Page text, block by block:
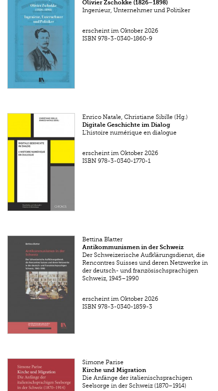
Olivier Zschokke (1826–1898)
Ingenieur, Unternehmer und Politiker
erscheint im Oktober 2026
ISBN 978-3-0340-1860-9
Enrico Natale, Christiane Sibille (Hg.)
Digitale Geschichte im Dialog
L’histoire numérique en dialogue
erscheint im Oktober 2026
ISBN 978-3-0340-1770-1
Bettina Blatter
Antikommunismen in der Schweiz
Der Schweizerische Aufklärungsdienst, die
Rencontres Suisses und deren Netzwerke in
der deutsch- und französischsprachigen
Schweiz, 1945–1990
erscheint im Oktober 2026
ISBN 978-3-0340-1859-3
Simone Parise
Kirche und Migration
Die Anfänge der italienischsprachigen
Seelsorge in der Schweiz (1870–1914)